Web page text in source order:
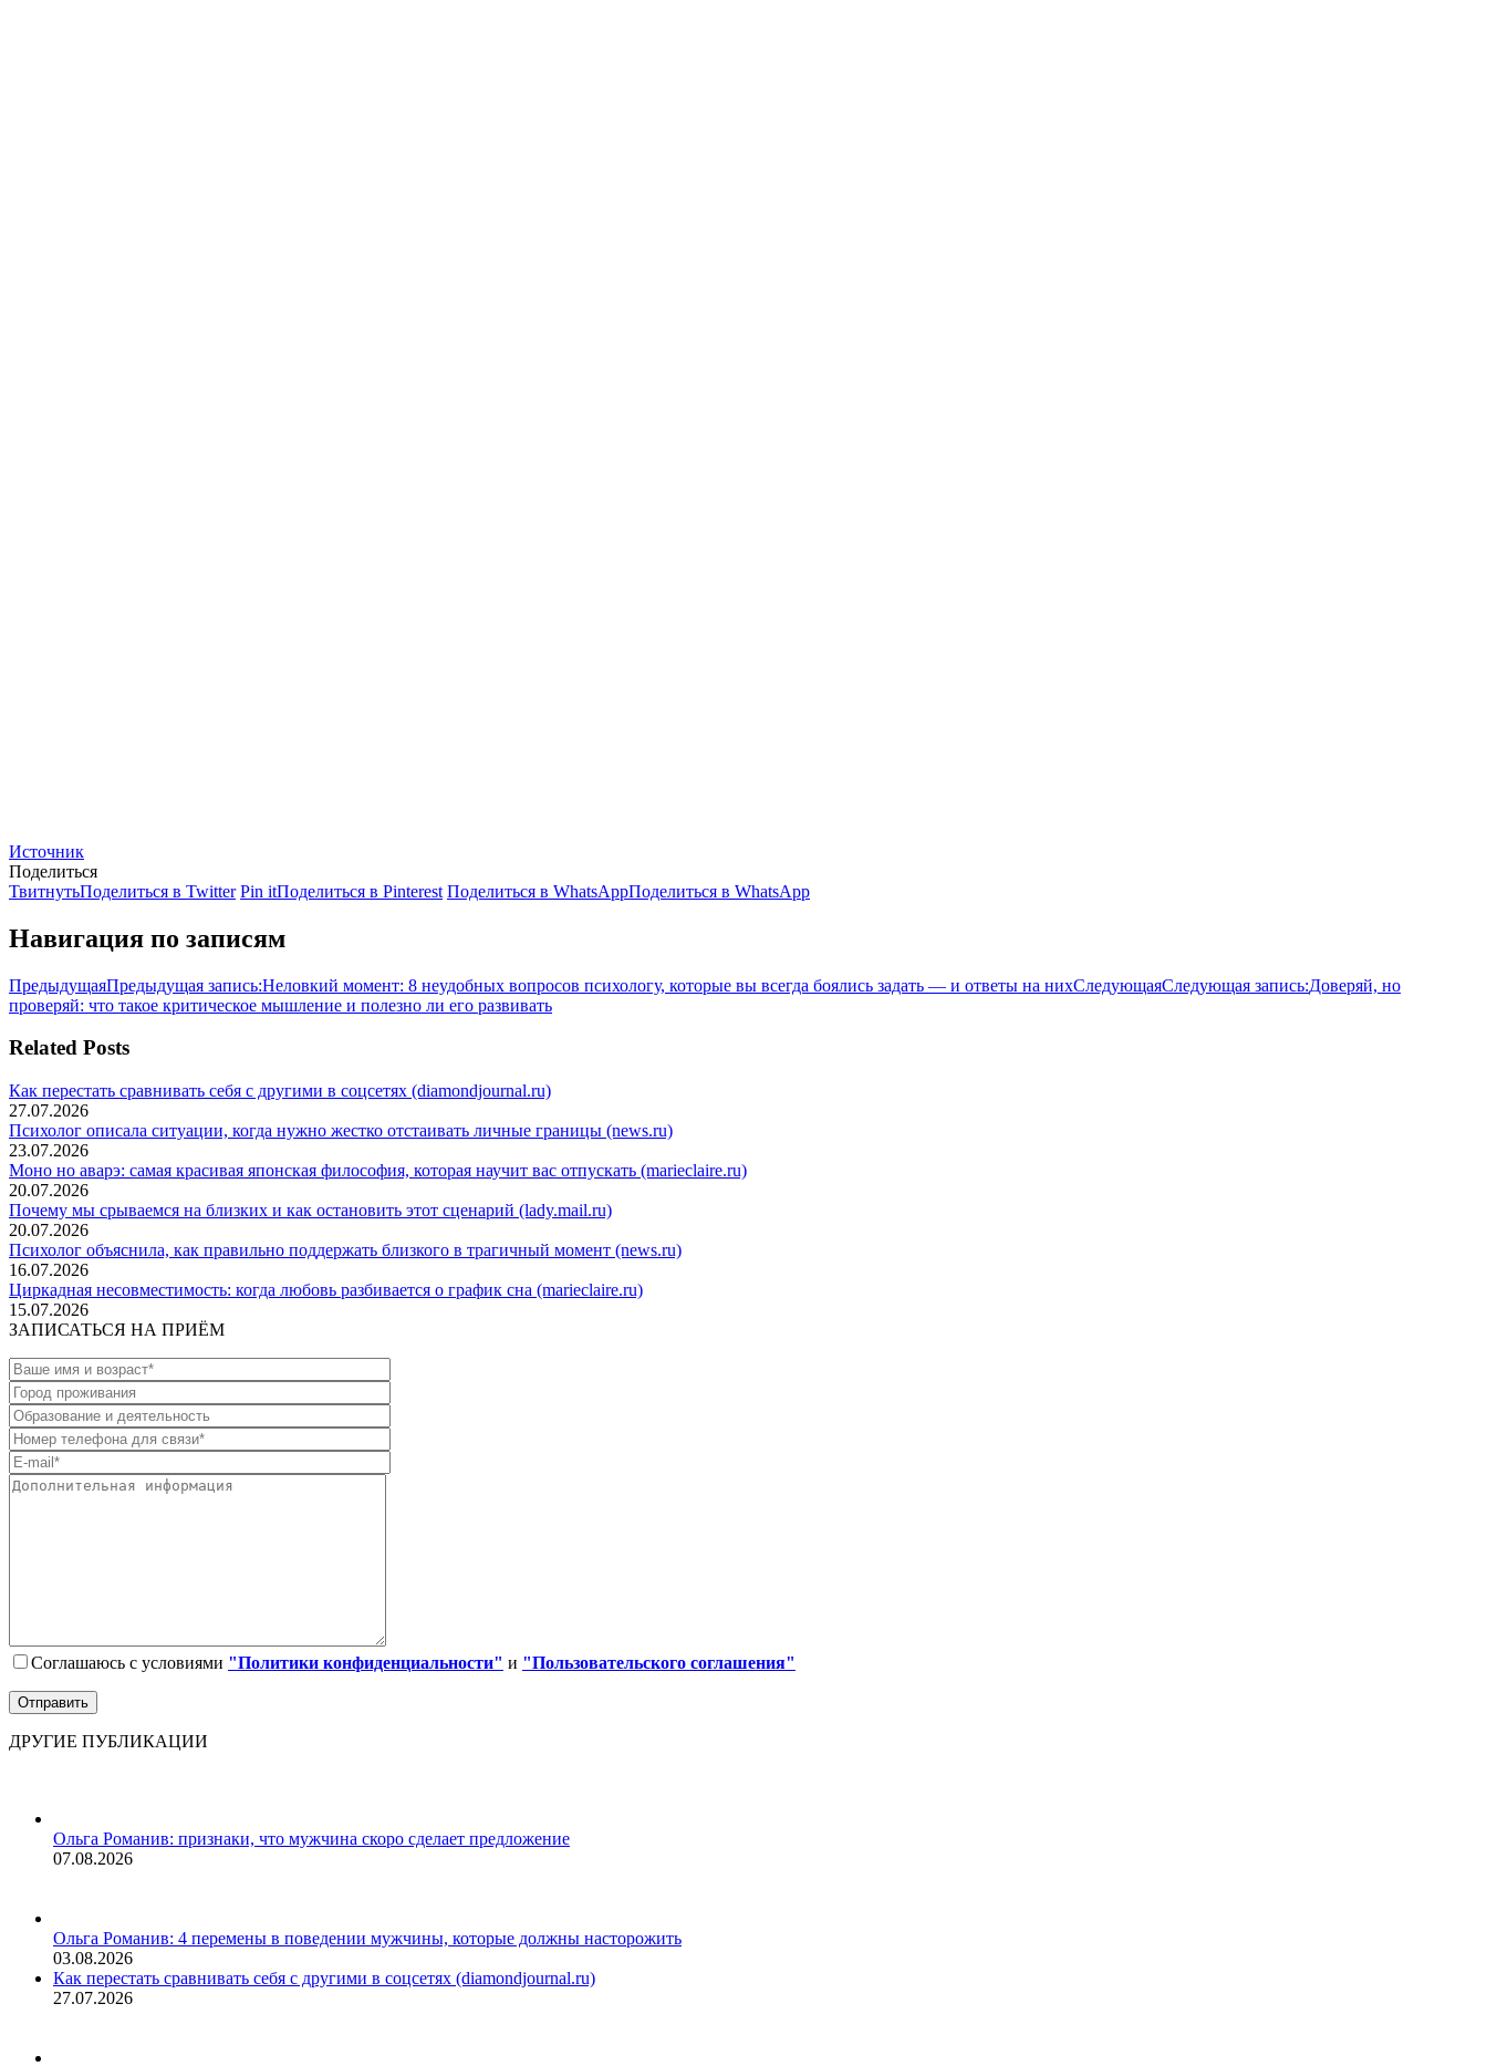
Источник
Поделиться
ТвитнутьПоделиться в Twitter Pin itПоделиться в Pinterest Поделиться в WhatsAppПоделиться в WhatsApp
Навигация по записям
ПредыдущаяПредыдущая запись:Неловкий момент: 8 неудобных вопросов психологу, которые вы всегда боялись задать — и ответы на нихСледующаяСледующая запись:Доверяй, но
проверяй: что такое критическое мышление и полезно ли его развивать
Related Posts
Как перестать сравнивать себя с другими в соцсетях (diamondjournal.ru)
27.07.2026
Психолог описала ситуации, когда нужно жестко отстаивать личные границы (news.ru)
23.07.2026
Моно но аварэ: самая красивая японская философия, которая научит вас отпускать (marieclaire.ru)
20.07.2026
Почему мы срываемся на близких и как остановить этот сценарий (lady.mail.ru)
20.07.2026
Психолог объяснила, как правильно поддержать близкого в трагичный момент (news.ru)
16.07.2026
Циркадная несовместимость: когда любовь разбивается о график сна (marieclaire.ru)
15.07.2026
ЗАПИСАТЬСЯ НА ПРИЁМ
Соглашаюсь с условиями "Политики конфиденциальности" и "Пользовательского соглашения"
ДРУГИЕ ПУБЛИКАЦИИ
Ольга Романив: признаки, что мужчина скоро сделает предложение
07.08.2026
Ольга Романив: 4 перемены в поведении мужчины, которые должны насторожить
03.08.2026
Как перестать сравнивать себя с другими в соцсетях (diamondjournal.ru)
27.07.2026